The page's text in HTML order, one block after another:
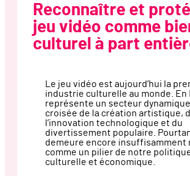
Reconnaître et
jeu vidéo comme
culturel à part
Le jeu vidéo est aujourd’hui la
industrie culturelle au monde. En
représente un secteur
croisée de la création artistique,
l’innovation technologique et du
divertissement populaire.
demeure encore insuffisamment
comme un pilier de notre
culturelle et économique.